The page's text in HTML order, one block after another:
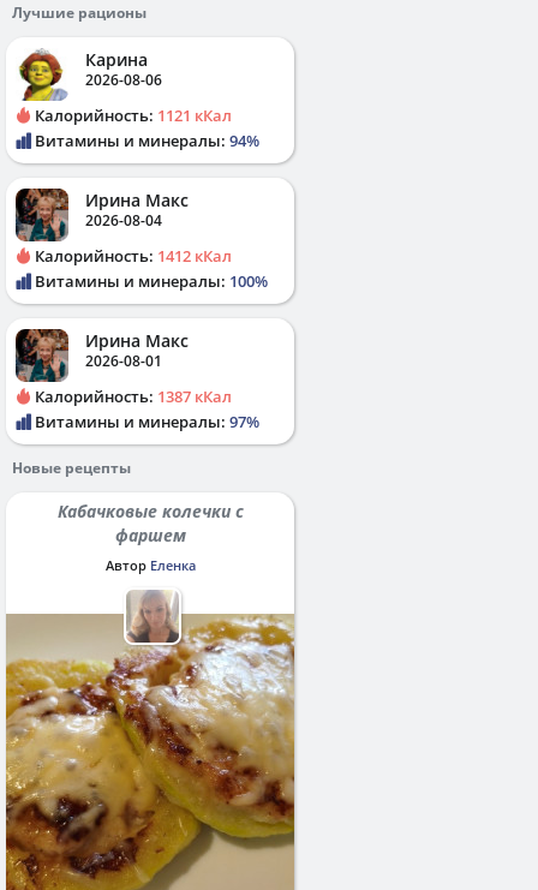
Лучшие рационы
Карина
2026-08-06
Калорийность: 1121 кКал
Витамины и минералы: 94%
Ирина Макс
2026-08-04
Калорийность: 1412 кКал
Витамины и минералы: 100%
Ирина Макс
2026-08-01
Калорийность: 1387 кКал
Витамины и минералы: 97%
Новые рецепты
Кабачковые колечки с
фаршем
Автор Еленка